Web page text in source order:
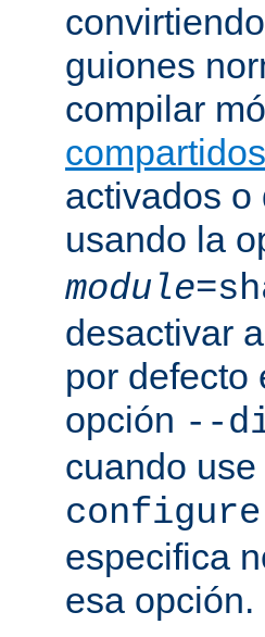
guiones
compilar
activados o
usando la
module
desactivar
por defecto
opción --
cuando
configure
especifica
esa opción.